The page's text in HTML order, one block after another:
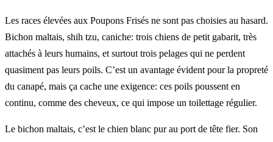
Les races élevées aux Poupons Frisés ne sont pas choisies au hasard.
Bichon maltais, shih tzu, caniche: trois chiens de petit gabarit, très
attachés à leurs humains, et surtout trois pelages qui ne perdent
quasiment pas leurs poils. C’est un avantage évident pour la propreté
du canapé, mais ça cache une exigence: ces poils poussent en
continu, comme des cheveux, ce qui impose un toilettage régulier.
Le bichon maltais, c’est le chien blanc pur au port de tête fier. Son